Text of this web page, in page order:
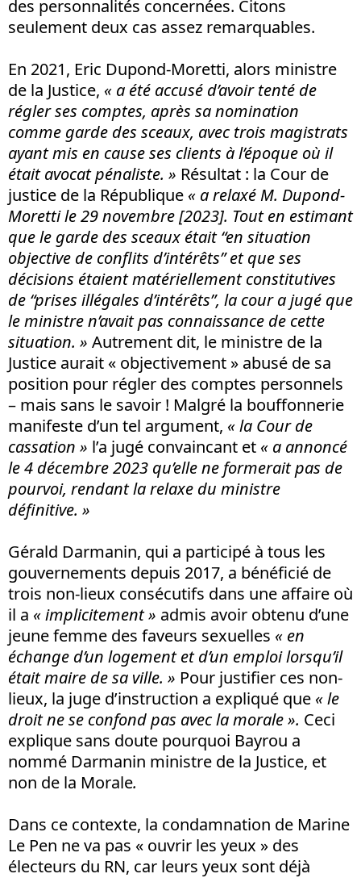
des personnalités concernées. Citons
seulement deux cas assez remarquables.
En 2021, Eric Dupond-Moretti, alors ministre
de la Justice, « a été accusé d’avoir tenté de
régler ses comptes, après sa nomination
comme garde des sceaux, avec trois magistrats
ayant mis en cause ses clients à l’époque où il
était avocat pénaliste. » Résultat : la Cour de
justice de la République « a relaxé M. Dupond-
Moretti le 29 novembre [2023]. Tout en estimant
que le garde des sceaux était “en situation
objective de conflits d’intérêts”et que ses
décisions étaient matériellement constitutives
de “prises illégales d’intérêts”, la cour a jugé que
le ministre n’avait pas connaissance de cette
situation. » Autrement dit, le ministre de la
Justice aurait « objectivement » abusé de sa
position pour régler des comptes personnels
– mais sans le savoir ! Malgré la bouffonnerie
manifeste d’un tel argument, « la Cour de
cassation » l’a jugé convaincant et « a annoncé
le 4 décembre 2023 qu’elle ne formerait pas de
pourvoi, rendant la relaxe du ministre
définitive. »
Gérald Darmanin, qui a participé à tous les
gouvernements depuis 2017, a bénéficié de
trois non-lieux consécutifs dans une affaire où
il a « implicitement » admis avoir obtenu d’une
jeune femme des faveurs sexuelles « en
échange d’un logement et d’un emploi lorsqu’il
était maire de sa ville. » Pour justifier ces non-
lieux, la juge d’instruction a expliqué que « le
droit ne se confond pas avec la morale ». Ceci
explique sans doute pourquoi Bayrou a
nommé Darmanin ministre de la Justice, et
non de la Morale.
Dans ce contexte, la condamnation de Marine
Le Pen ne va pas « ouvrir les yeux » des
électeurs du RN, car leurs yeux sont déjà